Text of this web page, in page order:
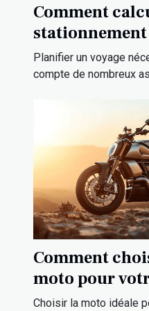
Comment
voyages ?
Planifier un voyage
compte de nombreux
Comment
moto pour
aventure ?
Choisir la moto idéale